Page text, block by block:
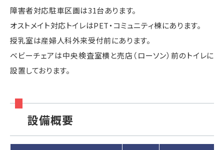
障害者対応駐車区画は31台あります。
オストメイト対応トイレはPET・コミュニティ棟にあります。
授乳室は産婦人科外来受付前にあります。
ベビーチェアは中央検査室横と売店（ローソン）前のトイレに
設置しております。
設備概要